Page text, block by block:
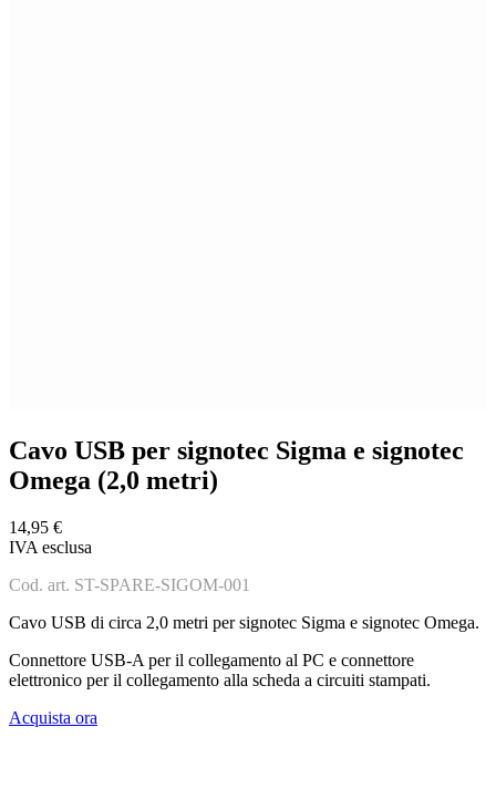
Cavo USB per signotec Sigma e signotec
Omega (2,0 metri)
14,95 €
IVA esclusa
Cod. art. ST-SPARE-SIGOM-001
Cavo USB di circa 2,0 metri per signotec Sigma e signotec Omega.
Connettore USB-A per il collegamento al PC e connettore
elettronico per il collegamento alla scheda a circuiti stampati.
Acquista ora